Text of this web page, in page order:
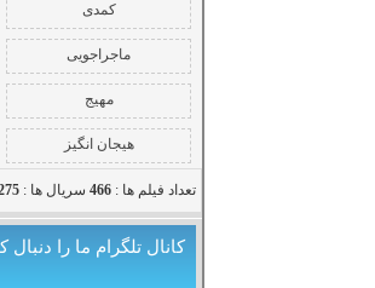
کمدی
ماجراجویی
هیجان انگیز
تعداد فیلم ها :466 سریال ها : 1275
کانال تلگرام ما را دنبال کنید !